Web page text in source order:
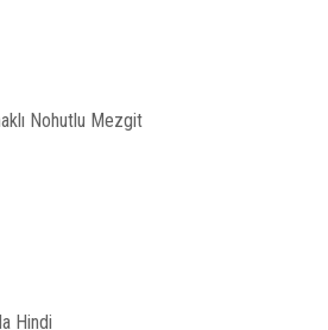
Nohutlu Mezgit
Hindi